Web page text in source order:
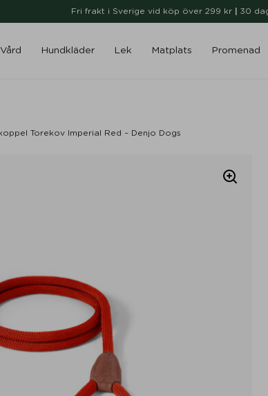
Fri frakt i Sverige vid köp över 299 kr 30
Hundkläder Lek Matplats Promenad
Torekov Imperial Red – Denjo Dogs